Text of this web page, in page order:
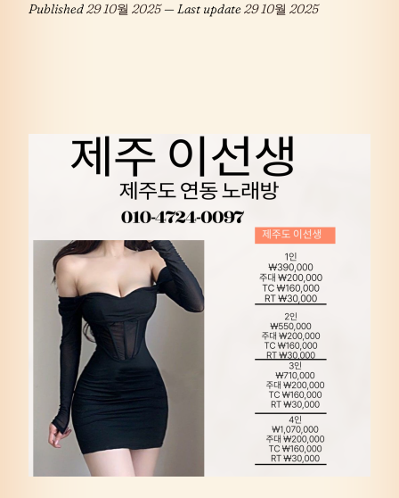
Published29 10월 2025— Last update29 10월 2025